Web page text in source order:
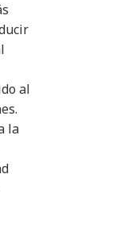
al
la